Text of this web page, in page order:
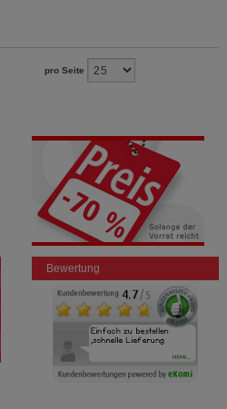
pro Seite
Bewertung